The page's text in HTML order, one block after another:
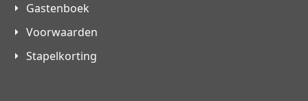
Gastenboek
Voorwaarden
Stapelkorting